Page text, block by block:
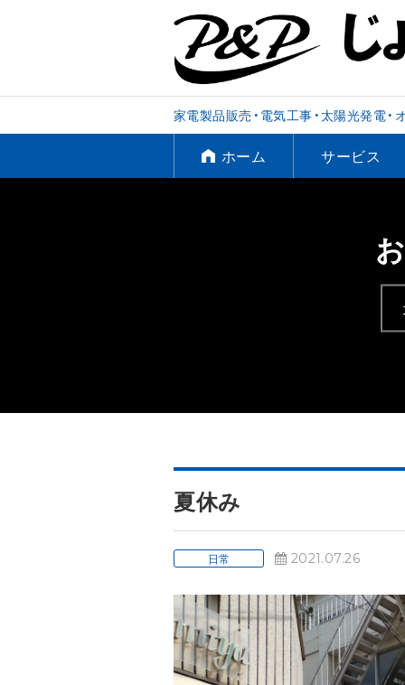
家電製品販売・電気工事・太陽光発電
ホーム サービス
夏休み
日常 2021.07.26